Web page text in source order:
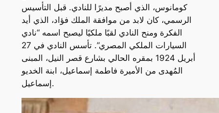
كومانوس، الذي أصبح مديرًا للنادي. قبل التأسيس
الرسمي، كان لابد من موافقة الملك فؤاد، الذي أيد
الفكرة ومنح النادي لقبًا ملكيًا ليصبح اسمه “نادي
السيارات الملكي المصري”. تأسس النادي في 27
أبريل 1924 بمقره الحالي بشارع قصر النيل، المبنى
المُهدى من الأميرة فاطمة إسماعيل، ابنة الخديو
إسماعيل.